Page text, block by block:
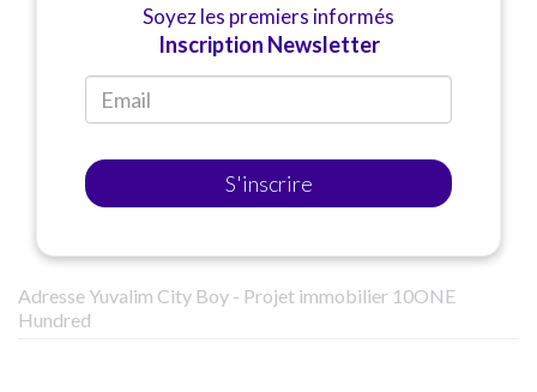
Soyez les premiers informés
Inscription Newsletter
S'inscrire
Adresse Yuvalim City Boy - Projet immobilier 10ONE
Hundred